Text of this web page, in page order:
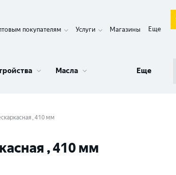
покупателям Услуги Магазины Еще
Масла Еще
, 410 мм
, 410 мм